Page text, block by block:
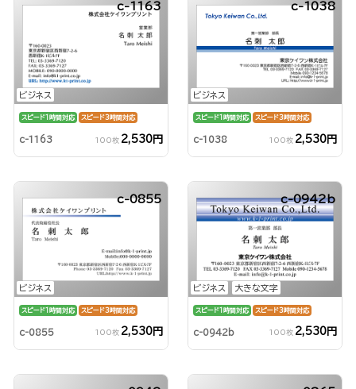
ビジネス
c-1163
スピード1時間対応 スピード3時間対応
c-1163 100枚 2,530円
ビジネス
c-1038
スピード1時間対応 スピード3時間対応
c-1038 100枚 2,530円
ビジネス
c-0855
スピード1時間対応 スピード3時間対応
c-0855 100枚 2,530円
ビジネス 大きな文字
c-0942b
スピード1時間対応 スピード3時間対応
c-0942b 100枚 2,530円